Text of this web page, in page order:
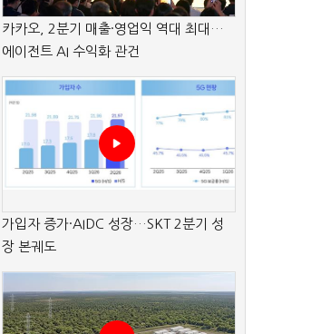
카카오, 2분기 매출·영업익 역대 최대…
에이전트 AI 수익화 관건
가입자 증가·AIDC 성장…SKT 2분기 성
장 본궤도